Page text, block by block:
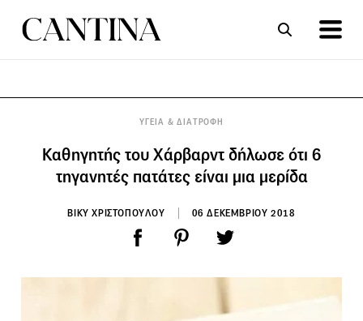
ΥΓΕΙΑ & ΔΙΑΤΡΟΦΗ
Καθηγητής του Χάρβαρντ δήλωσε ότι 6
τηγανητές πατάτες είναι μια μερίδα
ΒΙΚΥ ΧΡΙΣΤΟΠΟΥΛΟΥ 06 ΔΕΚΕΜΒΡΙΟΥ 2018